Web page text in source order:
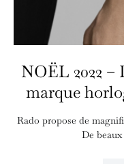
NOËL 2022 –
marque
Rado propose de
De beaux